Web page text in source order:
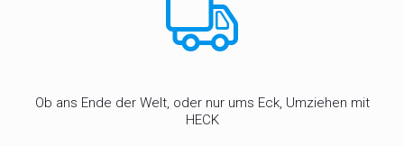
Ob ans Ende der Welt, oder nur ums Eck, Umziehen mit
HECK